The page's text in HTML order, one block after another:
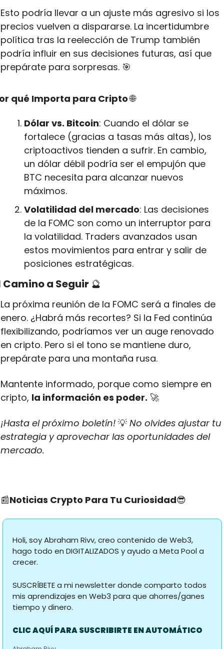
Esto podría llevar a un ajuste más agresivo si los
precios vuelven a dispararse. La incertidumbre
política tras la reelección de Trump también
podría influir en sus decisiones futuras, así que
prepárate para sorpresas. 🎯
qué Importa para Cripto 🌐
Dólar vs. Bitcoin: Cuando el dólar se
fortalece (gracias a tasas más altas), los
criptoactivos tienden a sufrir. En cambio,
un dólar débil podría ser el empujón que
BTC necesita para alcanzar nuevos
máximos.
Volatilidad del mercado: Las decisiones
de la FOMC son como un interruptor para
la volatilidad. Traders avanzados usan
estos movimientos para entrar y salir de
posiciones estratégicas.
Camino a Seguir 🔮
La próxima reunión de la FOMC será a finales de
enero. ¿Habrá más recortes? Si la Fed continúa
flexibilizando, podríamos ver un auge renovado
en cripto. Pero si el tono se mantiene duro,
prepárate para una montaña rusa.
Mantente informado, porque como siempre en
cripto, la información es poder. 🚀
¡Hasta el próximo boletín! 💡 No olvides ajustar tu
estrategia y aprovechar las oportunidades del
mercado.
📰Noticias Crypto Para Tu Curiosidad😎
Holi, soy Abraham Rivv, creo contenido de Web3,
hago todo en DIGITALIZADOS y ayudo a Meta Pool a
crecer.
SUSCRÍBETE a mi newsletter donde comparto todos
mis aprendizajes en Web3 para que ahorres/ganes
tiempo y dinero.
CLIC AQUÍ PARA SUSCRIBIRTE EN AUTOMÁTICO